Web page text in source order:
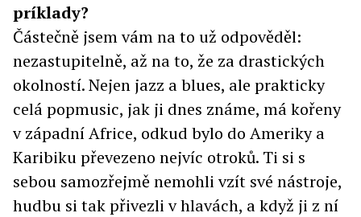
príklady?
Částečně jsem vám na to už odpověděl:
nezastupitelně, až na to, že za drastických
okolností. Nejen jazz a blues, ale prakticky
celá popmusic, jak ji dnes známe, má kořeny
v západní Africe, odkud bylo do Ameriky a
Karibiku převezeno nejvíc otroků. Ti si s
sebou samozřejmě nemohli vzít své nástroje,
hudbu si tak přivezli v hlavách, a když ji z ní